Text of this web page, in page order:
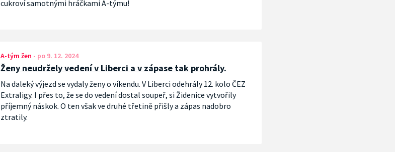
cukroví samotnými hráčkami A-týmu!
A-tým žen - po 9. 12. 2024
Ženy neudržely vedení v Liberci a v zápase tak prohrály.
Na daleký výjezd se vydaly ženy o víkendu. V Liberci odehrály 12. kolo ČEZ
Extraligy. I přes to, že se do vedení dostal soupeř, si Židenice vytvořily
příjemný náskok. O ten však ve druhé třetině přišly a zápas nadobro
ztratily.